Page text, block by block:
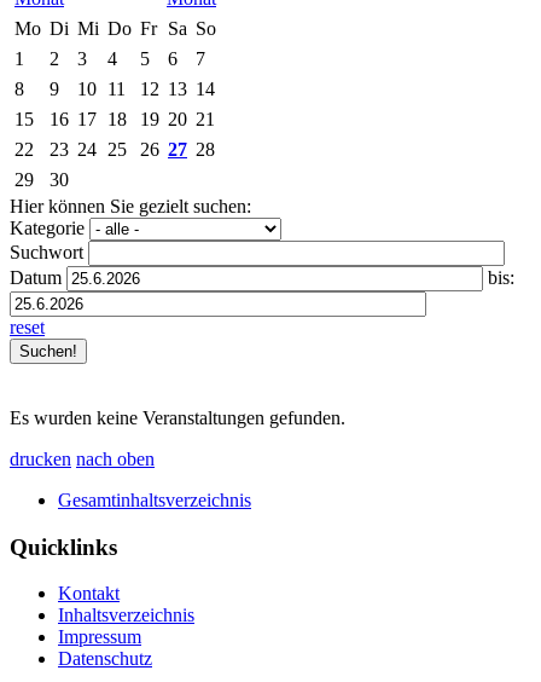
Mo Di Mi Do Fr Sa So
1
2 3 4 5 6
7
8
9 10 11 12 13 14
15
16 17 18 19 20 21
22
23 24 25 26 27 28
29
30
Hier können Sie gezielt suchen:
Kategorie
Suchwort
Datum
bis:
reset
Es wurden keine Veranstaltungen gefunden.
drucken nach oben
Gesamtinhaltsverzeichnis
Quicklinks
Kontakt
Inhaltsverzeichnis
Impressum
Datenschutz